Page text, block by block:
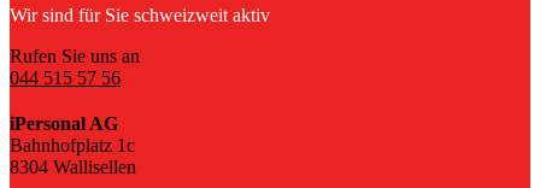
Wir sind für Sie schweizweit aktiv
Rufen Sie uns an
044 515 57 56
iPersonal AG
Bahnhofplatz 1c
8304 Wallisellen